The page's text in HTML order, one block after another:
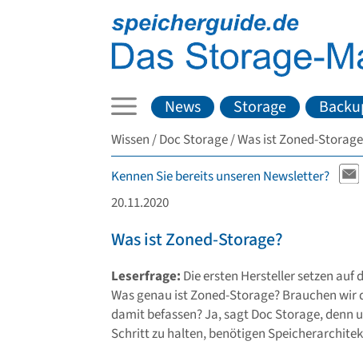
News Storage
Wissen Doc Storage Was ist Zoned-
Kennen Sie bereits unseren Newsletter?
20.11.2020
Was ist Zoned-Storage?
Leserfrage: Die ersten Hersteller setzen
Was genau ist Zoned-Storage? Brauchen
damit befassen? Ja, sagt Doc Storage,
Schritt zu halten, benötigen